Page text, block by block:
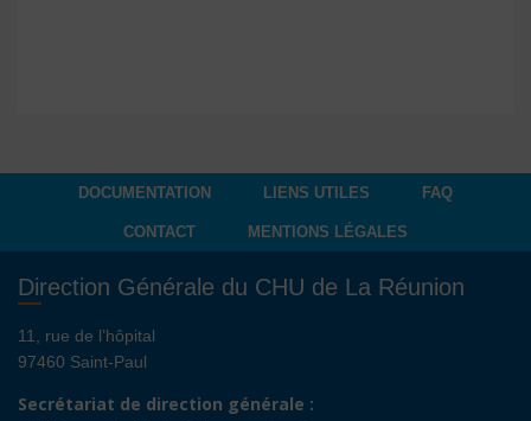
DOCUMENTATION LIENS UTILES FAQ
CONTACT MENTIONS LÉGALES
Direction Générale du CHU de La Réunion
11, rue de l’hôpital
97460 Saint-Paul
Secrétariat de direction générale :